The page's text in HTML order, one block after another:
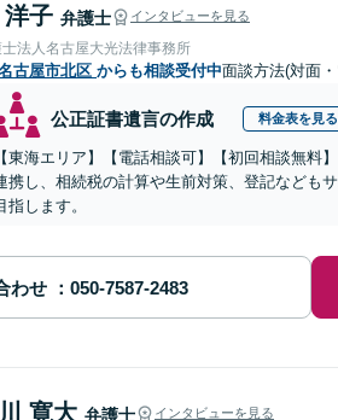
子 弁護士 インタビューを見る
法人名古屋大光法律事務所
古屋市北区 からも相談受付中面談方法(対面
公正証書遺言の作成 料金表を見る
【東海エリア】【電話相談可】【初回相談無料
携し、相続税の計算や生前対策、登記なども
指します。
わせ
寛大 弁護士 インタビューを見る